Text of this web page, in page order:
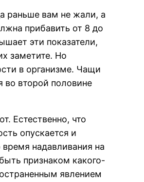
раньше вам не жали, а
прибавить от 8 до
эти показатели,
заметите. Но
в организме. Чащи
во второй половине
Естественно, что
опускается и
надавливания на
признаком какого-
явлением